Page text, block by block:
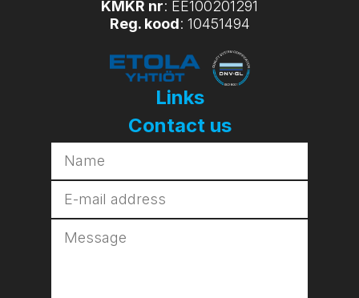
KMKR nr: EE100201291
Reg. kood: 10451494
Links
Contact us